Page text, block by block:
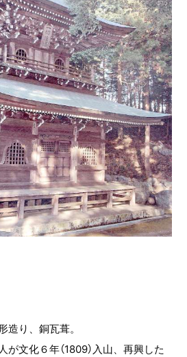
り、銅瓦葺。
文化６年（1809）入山、再興した